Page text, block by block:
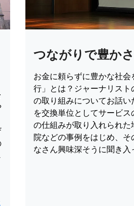
つながりで豊か
お金に頼らずに豊かな社会
行」とは？ジャーナリス
の取り組みについてお話
を交換単位としてサービス
の仕組みが取り入れられ
院などの事例をはじめ、
なさん興味深そうに聞き入